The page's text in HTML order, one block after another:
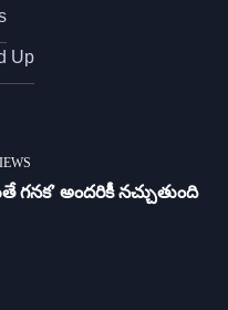
Up
గ‌న‌క‌’ అందరికీ నచ్చుతుంది